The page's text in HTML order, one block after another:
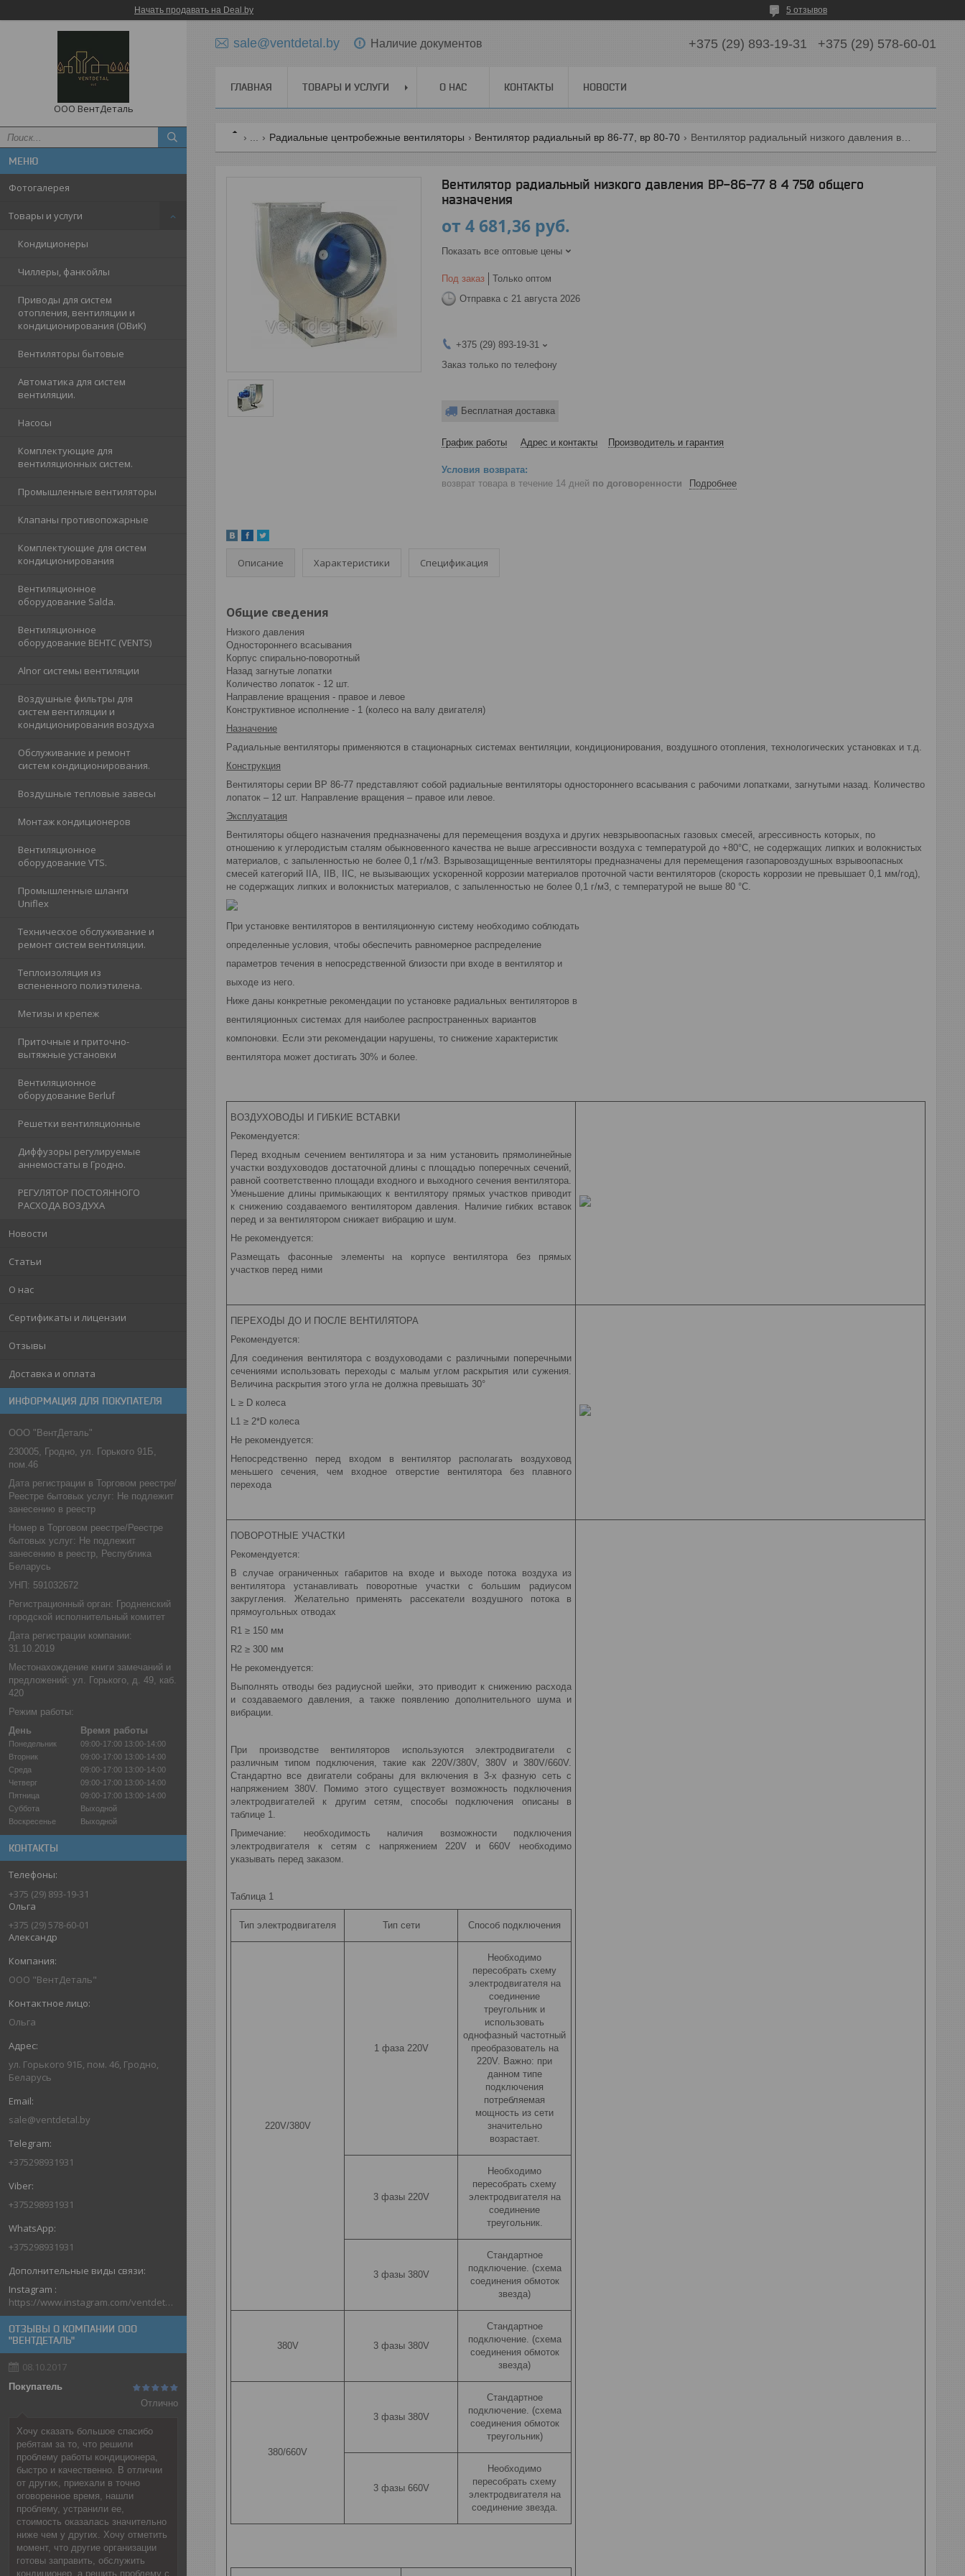
Начать продавать на Deal.by 5 отзывов
ООО ВентДеталь
Фотогалерея
Товары и услуги
Кондиционеры
Чиллеры, фанкойлы
Приводы для систем
отопления, вентиляции и
кондиционирования (ОВиК)
Вентиляторы бытовые
Автоматика для систем
вентиляции.
Насосы
Комплектующие для
вентиляционных систем.
Промышленные вентиляторы
Клапаны противопожарные
Комплектующие для систем
кондиционирования
Вентиляционное
оборудование Salda.
Вентиляционное
оборудование ВЕНТС (VENTS)
Alnor cистемы вентиляции
Воздушные фильтры для
систем вентиляции и
кондиционирования воздуха
Обслуживание и ремонт
систем кондиционирования.
Воздушные тепловые завесы
Монтаж кондиционеров
Вентиляционное
оборудование VTS.
Промышленные шланги
Uniflex
Техническое обслуживание и
ремонт систем вентиляции.
Теплоизоляция из
вспененного полиэтилена.
Метизы и крепеж
Приточные и приточно-
вытяжные установки
Вентиляционное
оборудование Berluf
Решетки вентиляционные
Диффузоры регулируемые
аннемостаты в Гродно.
РЕГУЛЯТОР ПОСТОЯННОГО
РАСХОДА ВОЗДУХА
Новости
Статьи
О нас
Сертификаты и лицензии
Отзывы
Доставка и оплата
ИНФОРМАЦИЯ ДЛЯ ПОКУПАТЕЛЯ
ООО "ВентДеталь"
230005, Гродно, ул. Горького 91Б,
пом.46
Дата регистрации в Торговом реестре/
Реестре бытовых услуг: Не подлежит
занесению в реестр
Номер в Торговом реестре/Реестре
бытовых услуг: Не подлежит
занесению в реестр, Республика
Беларусь
УНП: 591032672
Регистрационный орган: Гродненский
городской исполнительный комитет
Дата регистрации компании:
31.10.2019
Местонахождение книги замечаний и
предложений: ул. Горького, д. 49, каб.
420
Режим работы:
День
Время работы
Понедельник 09:00-17:00 13:00-14:00
Вторник
09:00-17:00 13:00-14:00
Среда
09:00-17:00 13:00-14:00
Четверг
09:00-17:00 13:00-14:00
Пятница
09:00-17:00 13:00-14:00
Суббота
Выходной
Воскресенье
Выходной
КОНТАКТЫ
+375 (29) 893-19-31
Ольга
+375 (29) 578-60-01
Александр
ООО "ВентДеталь"
Ольга
ул. Горького 91Б, пом. 46, Гродно,
Беларусь
sale@ventdetal.by
+375298931931
+375298931931
+375298931931
Instagram
https://www.instagram.com/ventdetal_grodno/
ОТЗЫВЫ О КОМПАНИИ ООО
"ВЕНТДЕТАЛЬ"
08.10.2017
Покупатель
Отлично
Хочу сказать большое спасибо
ребятам за то, что решили
проблему работы кондиционера,
быстро и качественно. В отличии
от других, приехали в точно
оговоренное время, нашли
проблему, устранили ее,
стоимость оказалась значительно
ниже чем у других. Хочу отметить
момент, что другие организации
готовы заправить, обслужить
кондиционер, а решить проблему с
sale@ventdetal.by Наличие документов +375 (29) 893-19-31 +375 (29) 578-60-01
ГЛАВНАЯ ТОВАРЫ И УСЛУГИ О НАС КОНТАКТЫ НОВОСТИ
Радиальные центробежные вентиляторы Вентилятор радиальный вр 86-77, вр 80-70 Вентилятор радиальный низкого давления вр-86-77 8 4 750 общего назначения
Вентилятор радиальный низкого давления ВР-86-77 8 4 750 общего
назначения
от 4 681,36 руб.
Показать все оптовые цены
Под заказ
Только оптом
Отправка с 21 августа 2026
+375 (29) 893-19-31
Заказ только по телефону
Бесплатная доставка
График работы Адрес и контакты Производитель и гарантия
возврат товара в течение 14 дней по договоренности Подробнее
Описание Характеристики Спецификация
Общие сведения
Низкого давления
Одностороннего всасывания
Корпус спирально-поворотный
Назад загнутые лопатки
Количество лопаток - 12 шт.
Направление вращения - правое и левое
Конструктивное исполнение - 1 (колесо на валу двигателя)
Назначение
Радиальные вентиляторы применяются в стационарных системах вентиляции, кондиционирования, воздушного отопления, технологических установках и т.д.
Конструкция
Вентиляторы серии ВР 86-77 представляют собой радиальные вентиляторы одностороннего всасывания с рабочими лопатками, загнутыми назад. Количество
лопаток – 12 шт. Направление вращения – правое или левое.
Эксплуатация
Вентиляторы общего назначения предназначены для перемещения воздуха и других невзрывоопасных газовых смесей, агрессивность которых, по
отношению к углеродистым сталям обыкновенного качества не выше агрессивности воздуха с температурой до +80°С, не содержащих липких и волокнистых
материалов, с запыленностью не более 0,1 г/м3. Взрывозащищенные вентиляторы предназначены для перемещения газопаровоздушных взрывоопасных
смесей категорий IIA, IIВ, IIС, не вызывающих ускоренной коррозии материалов проточной части вентиляторов (скорость коррозии не превышает 0,1 мм/год),
не содержащих липких и волокнистых материалов, с запыленностью не более 0,1 г/м3, с температурой не выше 80 °С.
При установке вентиляторов в вентиляционную систему необходимо соблюдать
определенные условия, чтобы обеспечить равномерное распределение
параметров течения в непосредственной близости при входе в вентилятор и
выходе из него.
Ниже даны конкретные рекомендации по установке радиальных вентиляторов в
вентиляционных системах для наиболее распространенных вариантов
компоновки. Если эти рекомендации нарушены, то снижение характеристик
вентилятора может достигать 30% и более.
ВОЗДУХОВОДЫ И ГИБКИЕ ВСТАВКИ
Рекомендуется:
Перед входным сечением вентилятора и за ним установить прямоли­нейные
участки воздуховодов достаточной длины с площадью поперечных сечений,
равной соответственно площади входного и выходного сечения вентилятора.
Уменьшение длины примыкающих к вентилятору прямых участков приводит
к снижению создаваемого вентилятором давления. Наличие гибких вставок
перед и за вентилятором снижает вибрацию и шум.
Не рекомендуется:
Размещать фасонные элементы на корпусе вентилятора без прямых
участков перед ними
ПЕРЕХОДЫ ДО И ПОСЛЕ ВЕНТИЛЯТОРА
Рекомендуется:
Для соединения вентилятора с воздуховодами с различными поперечными
сечениями использовать переходы с малым углом раскрытия или сужения.
Величина раскрытия этого угла не должна превышать 30°
L ≥ D колеса
L1 ≥ 2*D колеса
Не рекомендуется:
Непосредственно перед входом в вентилятор располагать воздуховод
меньшего сечения, чем входное отверстие вентилятора без плавного
перехода
ПОВОРОТНЫЕ УЧАСТКИ
Рекомендуется:
В случае ограниченных габаритов на входе и выходе потока воздуха из
вентилятора устанавливать поворотные участки с большим радиусом
закругления. Желательно применять рассекатели воздушного потока в
прямоугольных отводах
R1 ≥ 150 мм
R2 ≥ 300 мм
Не рекомендуется:
Выполнять отводы без радиусной шейки, это приводит к снижению расхода
и создаваемого давления, а также появлению дополнительного шума и
вибрации.
При производстве вентиляторов используются электродвигатели с
различным типом подключения, такие как 220V/380V, 380V и 380V/660V.
Стандартно все двигатели собраны для включения в 3-х фазную сеть с
напряжением 380V. Помимо этого существует возможность подключения
электродвигателей к другим сетям, способы подключения описаны в
таблице 1.
Примечание: необходимость наличия возможности подключения
электродвигателя к сетям с напряжением 220V и 660V необходимо
указывать перед заказом.
Таблица 1
Тип электродвигателя Тип сети Способ подключения
220V/380V
1 фаза 220V
Необходимо
пересобрать схему
электродвигателя на
соединение
треугольник и
использовать
однофазный частотный
преобразователь на
220V. Важно: при
данном типе
подключения
потребляемая
мощность из сети
значительно
возрастает.
3 фазы 220V
Необходимо
пересобрать схему
электродвигателя на
соединение
треугольник.
3 фазы 380V
Стандартное
подключение. (схема
соединения обмоток
звезда)
380V 3 фазы 380V
Стандартное
подключение. (схема
соединения обмоток
звезда)
380/660V
3 фазы 380V
Стандартное
подключение. (схема
соединения обмоток
треугольник)
3 фазы 660V
Необходимо
пересобрать схему
электродвигателя на
соединение звезда.